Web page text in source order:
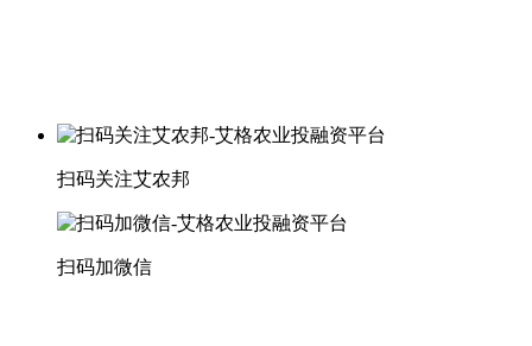
扫码关注艾农邦
扫码加微信